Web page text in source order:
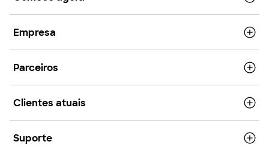
Empresa
Parceiros
Clientes atuais
Suporte